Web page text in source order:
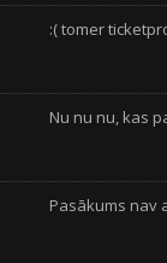
:( tomer
Nu nu nu, kas
Pasākums nav